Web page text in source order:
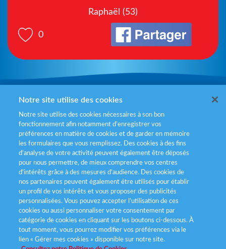
0
Raphaël (53)
Mentions légales
Politiques de gestion des cookies
Politique données personnelles
Services consommateurs
Déclaration d’accessibilité
Notre site utilise des cookies
Notre site utilise des cookies nécessaires à son bon
fonctionnement afin notamment d’enregistrer vos
préférences en matière de cookies et de garder en mémoire
les formulaires que vous remplissez. Des cookies à des fins
d’analyse de votre activité peuvent également être déposés
pour nous permettre, de mieux comprendre vos centres
d'intérêts grâce à des mesures d’audience. Des cookies de
nos partenaires peuvent également être utilisés pour établir
un profil de vos intérêts et vous proposer des publicités
personnalisées. Vous pouvez accepter l’utilisation de ces
cookies ou aussi personnaliser votre consentement par
catégorie de cookies en cliquant sur les boutons ci-dessous. À
tout moment, vous pourrez modifier vos préférences via le
lien « Gérer mes cookies » disponible sur notre site.